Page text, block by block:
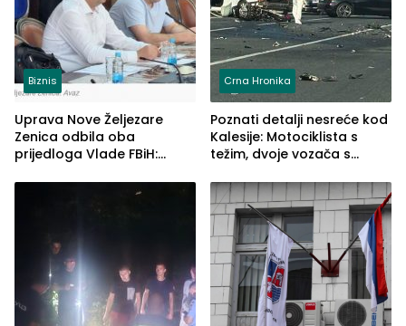
Biznis
Uprava Nove Željezare
Zenica odbila oba
prijedloga Vlade FBiH:
rješenje
Crna Hronika
Poznati detalji nesreće kod
Kalesije: Motociklista s
težim, dvoje vozača s